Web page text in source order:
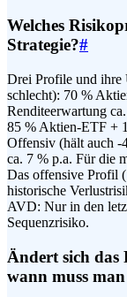
Welches
Strategie?#
Drei Profile und ihre
schlecht): 70 %
Renditeerwartung
85 % Aktien-ETF +
Offensiv (hält auch
ca. 7 % p.a. Für die
Das offensive Profil
historische
AVD: Nur in den
Sequenzrisiko.
Ändert sich
wann muss